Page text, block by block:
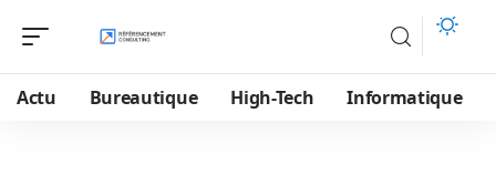
Actu Bureautique High-Tech Informatique